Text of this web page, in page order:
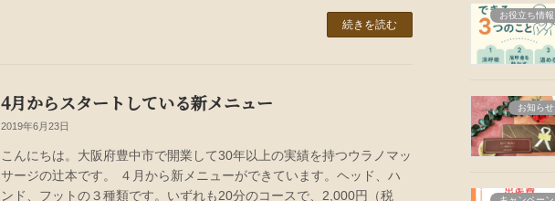
続きを読む
4月からスタートしている新メニュー
2019年6月23日
こんにちは。大阪府豊中市で開業して30年以上の実績を持つウラノマッ
サージの辻本です。 ４月から新メニューができています。ヘッド、ハ
ンド、フットの３種類です。いずれも20分のコースで、2,000円（税
お役立ち情報
お知らせ